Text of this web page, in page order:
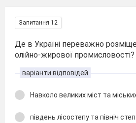
Запитання 12
Де в Україні переважно
олійно-жирової промисловості?
варіанти відповідей
Навколо великих міст та
південь лісостепу та північ